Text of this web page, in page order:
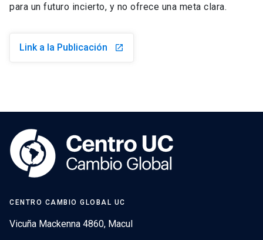
para un futuro incierto, y no ofrece una meta clara.
Link a la Publicación launch
CENTRO CAMBIO GLOBAL UC
Vicuña Mackenna 4860, Macul